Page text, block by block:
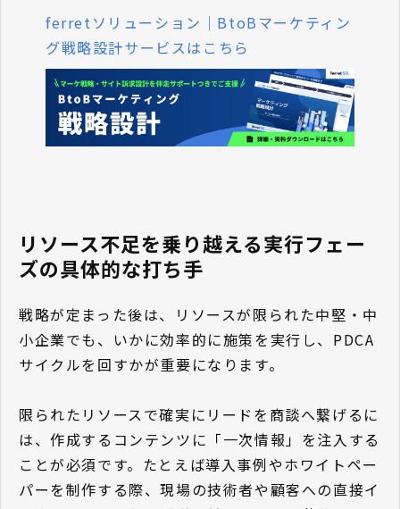
ferretソリューション｜BtoBマーケティン
グ戦略設計サービスはこちら
リソース不足を乗り越える実行フェー
ズの具体的な打ち手
戦略が定まった後は、リソースが限られた中堅・中
小企業でも、いかに効率的に施策を実行し、PDCA
サイクルを回すかが重要になります。
限られたリソースで確実にリードを商談へ繋げるに
は、作成するコンテンツに「一次情報」を注入する
ことが必須です。たとえば導入事例やホワイトペー
パーを制作する際、現場の技術者や顧客への直接イ